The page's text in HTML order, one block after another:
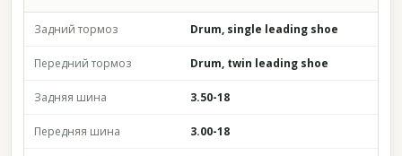
Задний тормоз Drum, single leading shoe
Передний тормоз Drum, twin leading shoe
Задняя шина 3.50-18
Передняя шина 3.00-18